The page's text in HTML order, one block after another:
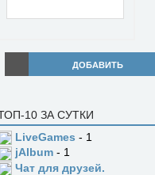
ДОБАВИТЬ
10 ЗА СУТКИ
LiveGames - 1
jAlbum - 1
Чат для друзей.